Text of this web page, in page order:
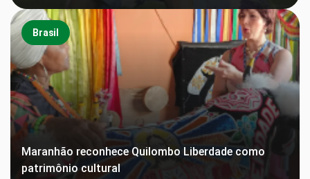
Brasil
Maranhão reconhece Quilombo Liberdade como
patrimônio cultural